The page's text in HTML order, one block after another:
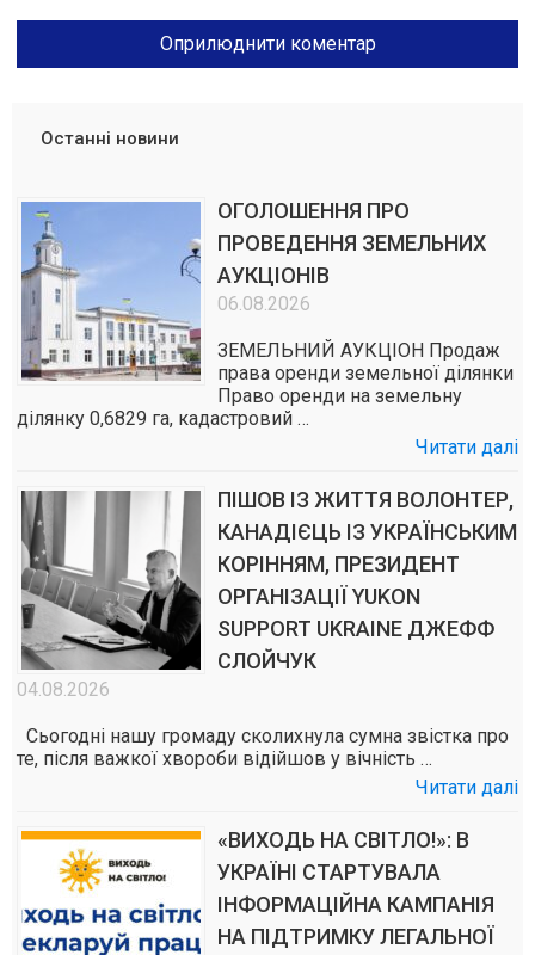
Останні новини
ОГОЛОШЕННЯ ПРО
ПРОВЕДЕННЯ ЗЕМЕЛЬНИХ
АУКЦІОНІВ
06.08.2026
ЗЕМЕЛЬНИЙ АУКЦІОН Продаж
права оренди земельної ділянки
Право оренди на земельну
ділянку 0,6829 га, кадастровий …
Читати далі
ПІШОВ ІЗ ЖИТТЯ ВОЛОНТЕР,
КАНАДІЄЦЬ ІЗ УКРАЇНСЬКИМ
КОРІННЯМ, ПРЕЗИДЕНТ
ОРГАНІЗАЦІЇ YUKON
SUPPORT UKRAINE ДЖЕФФ
СЛОЙЧУК
04.08.2026
Сьогодні нашу громаду сколихнула сумна звістка про
те, після важкої хвороби відійшов у вічність …
Читати далі
«ВИХОДЬ НА СВІТЛО!»: В
УКРАЇНІ СТАРТУВАЛА
ІНФОРМАЦІЙНА КАМПАНІЯ
НА ПІДТРИМКУ ЛЕГАЛЬНОЇ